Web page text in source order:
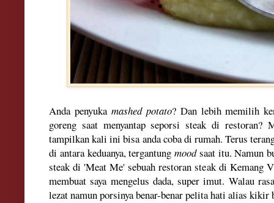
Anda penyuka mashed potato? Dan lebih memilih
goreng saat menyantap seporsi steak di restoran?
tampilkan kali ini bisa anda coba di rumah. Terus
di antara keduanya, tergantung moodsaat itu. Namun
steak di 'Meat Me' sebuah restoran steak di Kemang
membuat saya mengelus dada, super imut. Walau
lezat namun porsinya benar-benar pelita hati alias